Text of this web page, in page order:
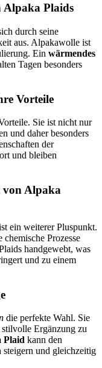
Alpaka Plaids
durch seine
aus. Alpakawolle ist
Ein wärmendes
Tagen besonders
Vorteile
Sie ist nicht nur
und daher besonders
der
und bleiben
Alpaka
ein weiterer Pluspunkt.
Prozesse
handgewebt, was
und zu einem
die perfekte Wahl. Sie
Ergänzung zu
Plaid kann den
und gleichzeitig